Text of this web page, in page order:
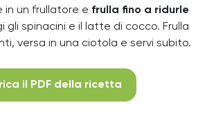
in un frullatore e frulla fino a ridurle
gli spinacini e il latte di cocco. Frulla
versa in una ciotola e servi subito.
il PDF della ricetta